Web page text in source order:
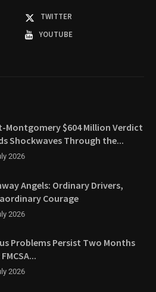
TWITTER
YOUTUBE
Montgomery $604 Million Verdict
Shockwaves Through the...
2026
Angels: Ordinary Drivers,
Courage
2026
Problems Persist Two Months
2026